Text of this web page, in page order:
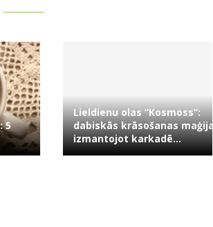
Lieldienu olas “Kosmoss”:
dabiskās krāsošanas maģija,
izmantojot karkadē...